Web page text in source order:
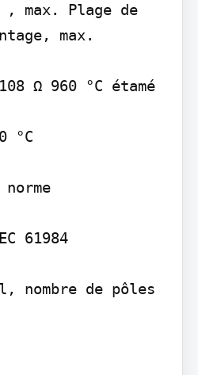
, max. Plage de
max.
Ω 960 °C étamé
°C
61984
nombre de pôles